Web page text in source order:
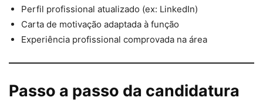
Perfil profissional atualizado (ex: LinkedIn)
Carta de motivação adaptada à função
Experiência profissional comprovada na área
Passo a passo da candidatura